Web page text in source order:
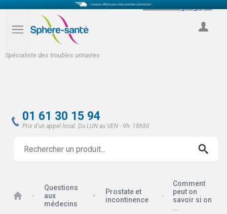
Spécialiste des troubles urinaires
Select Language
01 61 30 15 94
Prix d'un appel local. Du LUN au VEN - 9h- 18h30
Accueil
Questions
aux
médecins
Prostate et
incontinence
Comment
peut on
savoir si on
...